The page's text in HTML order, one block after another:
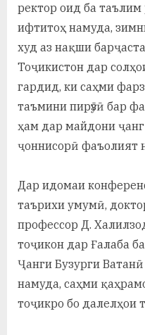
ректор оид ба
ифтитоҳ намуда,
худ аз нақши
Тоҷикистон дар
гардид, ки саҳми
таъмини пирӯзӣ бар
ҳам дар майдони
ҷоннисорӣ фаъолият
Дар идомаи
таърихи умумӣ,
профессор Д.
тоҷикон дар Ғалаба
Ҷанги Бузурги
намуда, саҳми
тоҷикро бо далелҳои